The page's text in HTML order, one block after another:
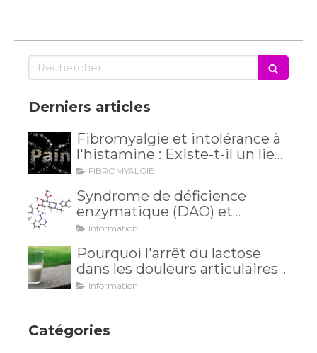
Rechercher
Derniers articles
Fibromyalgie et intolérance à
l'histamine : Existe-t-il un lien
méconnu ?
FIBROMYALGIE
Syndrome de déficience
enzymatique (DAO) et
intolérance à l'histamine: et si
Information
Pourquoi l'arrêt du lactose
dans les douleurs articulaires
est inutile?
Information
Catégories